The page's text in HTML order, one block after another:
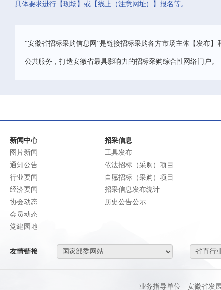
具体要求进行【现场】或【线上（注意网址）】报名等。
“安徽省招标采购信息网”是链接招标采购各方市场主体【发布
公共服务，打造安徽省最具影响力的招标采购综合性网络门户。
新闻中心
图片新闻
通知公告
行业要闻
经济要闻
协会动态
会员动态
党建园地
招采信息
工具发布
依法招标（采购）项目
自愿招标（采购）项目
招采信息发布统计
历史公告公示
友情链接
业务指导单位：安徽省发